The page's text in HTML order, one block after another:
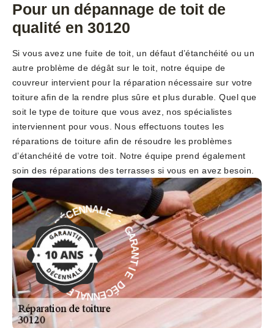
Pour un dépannage de toit de
qualité en 30120
Si vous avez une fuite de toit, un défaut d’étanchéité ou un
autre problème de dégât sur le toit, notre équipe de
couvreur intervient pour la réparation nécessaire sur votre
toiture afin de la rendre plus sûre et plus durable. Quel que
soit le type de toiture que vous avez, nos spécialistes
interviennent pour vous. Nous effectuons toutes les
réparations de toiture afin de résoudre les problèmes
d’étanchéité de votre toit. Notre équipe prend également
soin des réparations des terrasses si vous en avez besoin.
G
A
R
A
N
T
I
E
D
É
C
E
NNALE - GAR
A
N
T
I
E
D
É
C
E
N
N
A
L
E
-